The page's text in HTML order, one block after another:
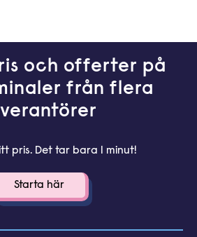
och offerter på
från flera
pris. Det tar bara 1 minut!